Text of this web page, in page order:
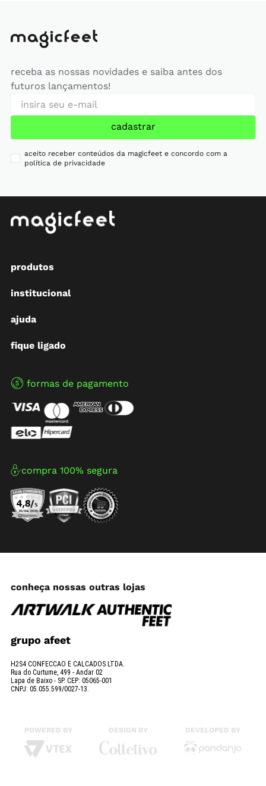
receba as nossas novidades e saiba antes dos
futuros lançamentos!
cadastrar
aceito receber conteúdos da magicfeet e concordo com a
política de privacidade
produtos
institucional
ajuda
fique ligado
formas de pagamento
compra 100% segura
conheça nossas outras lojas
grupo afeet
H2S4 CONFECCAO E CALCADOS LTDA.
Rua do Curtume, 499 - Andar 02
Lapa de Baixo - SP. CEP: 05065-001
CNPJ: 05.055.599/0027-13.
POWERED BY DESIGN BY DEVELOPED BY